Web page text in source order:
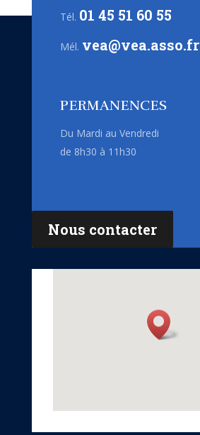
Tél. 01 45 51 60 55
Mél. vea@vea.asso.fr
PERMANENCES
Du Mardi au Vendredi
de 8h30 à 11h30
Nous contacter